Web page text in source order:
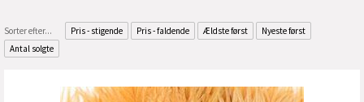
Sorter efter... Pris - stigende Pris - faldende Ældste først
Nyeste først
Antal solgte